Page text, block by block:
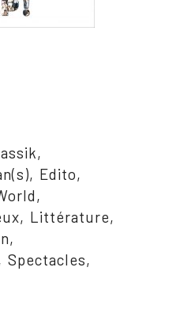
Edito
Littérature
Spectacles